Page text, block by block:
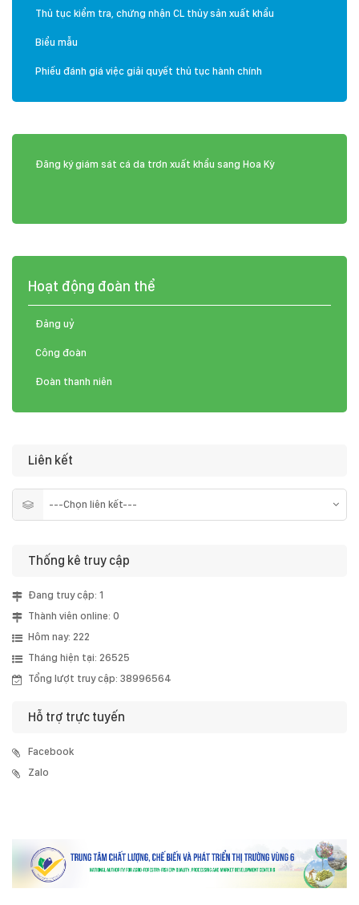
Thủ tục kiểm tra, chứng nhận CL thủy sản xuất khẩu
Biểu mẫu
Phiếu đánh giá việc giải quyết thủ tục hành chính
Đăng ký giám sát cá da trơn xuất khẩu sang Hoa Kỳ
Hoạt động đoàn thể
Đảng uỷ
Công đoàn
Đoàn thanh niên
Liên kết
Thống kê truy cập
Đang truy cập: 1
Thành viên online: 0
Hôm nay: 222
Tháng hiện tại: 26525
Tổng lượt truy cập: 38996564
Hỗ trợ trực tuyến
Facebook
Zalo